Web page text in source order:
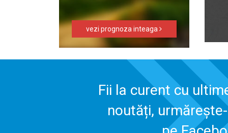
vezi prognoza inteaga
Fii la curent cu
noutăți,